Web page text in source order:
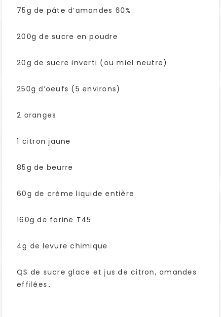
75g de pâte d’amandes 60%
200g de sucre en poudre
20g de sucre inverti (ou miel neutre)
250g d’oeufs (5 environs)
2 oranges
1 citron jaune
85g de beurre
60g de crème liquide entière
160g de farine T45
4g de levure chimique
QS de sucre glace et jus de citron, amandes
effilées…